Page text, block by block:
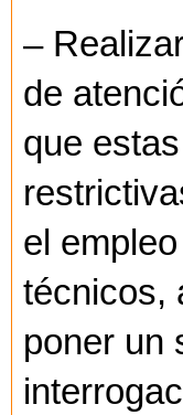
–
de
que
el
técnicos,
poner un